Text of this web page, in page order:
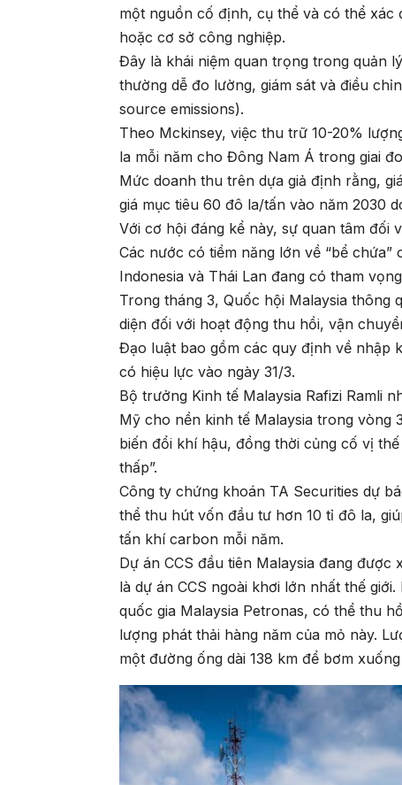
một nguồn cố định, cụ thể và có thể
hoặc cơ sở công nghiệp.
Đây là khái niệm quan trọng trong quản
thường dễ đo lường, giám sát và điều
source emissions).
Theo Mckinsey, việc thu trữ 10-20%
la mỗi năm cho Đông Nam Á trong giai
Mức doanh thu trên dựa giả định rằng,
giá mục tiêu 60 đô la/tấn vào năm 2030
Với cơ hội đáng kể này, sự quan tâm đối
Các nước có tiềm năng lớn về “bể
Indonesia và Thái Lan đang có tham
Trong tháng 3, Quốc hội Malaysia thông
diện đối với hoạt động thu hồi, vận
Đạo luật bao gồm các quy định về nhập
có hiệu lực vào ngày 31/3.
Bộ trưởng Kinh tế Malaysia Rafizi Ramli
Mỹ cho nền kinh tế Malaysia trong vòng
biến đổi khí hậu, đồng thời củng cố vị
thấp”.
Công ty chứng khoán TA Securities dự
thể thu hút vốn đầu tư hơn 10 tỉ đô la,
tấn khí carbon mỗi năm.
Dự án CCS đầu tiên Malaysia đang
là dự án CCS ngoài khơi lớn nhất thế
quốc gia Malaysia Petronas, có thể thu
lượng phát thải hàng năm của mỏ này.
một đường ống dài 138 km để bơm